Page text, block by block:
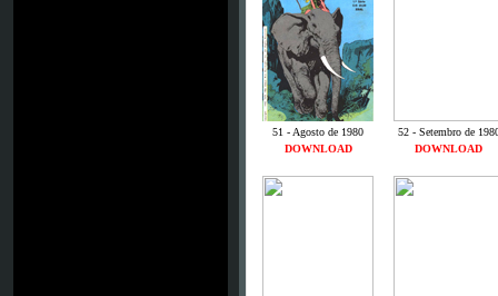
51 - Agosto de 1980
52 - Setembro de
DOWNLOAD
DOWNLOAD